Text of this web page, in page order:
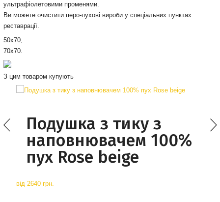
ультрафіолетовими променями.
Ви можете очистити перо-пухові вироби у спеціальних пунктах
реставрації.
50х70,
70х70.
З цим товаром купують
Подушка з тику з
наповнювачем 100%
пух Rose beige
від 2640 грн.